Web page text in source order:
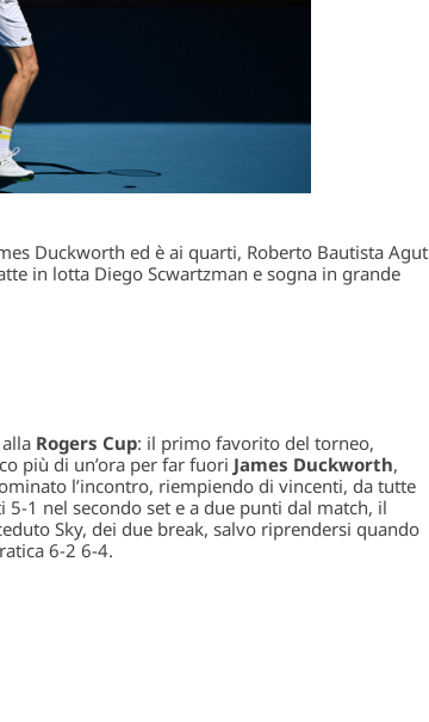
Duckworth ed è ai quarti, Roberto Bautista Agut
in lotta Diego Scwartzman e sogna in grande
Rogers Cup: il primo favorito del torneo,
più di un’ora per far fuori James Duckworth,
l’incontro, riempiendo di vincenti, da tutte
1 nel secondo set e a due punti dal match, il
Sky, dei due break, salvo riprendersi quando
6-2 6-4.